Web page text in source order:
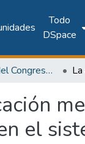
Todo
DSpace
Publicaciones del Congreso Internacional CLABES
el